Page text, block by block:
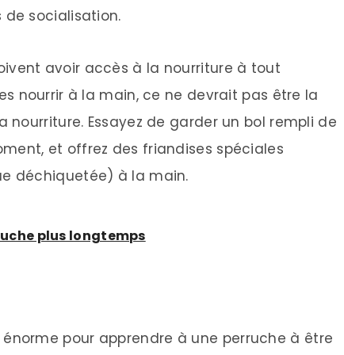
de socialisation.
avoir accès à la nourriture à tout
nourrir à la main, ce ne devrait pas être la
nourriture. Essayez de garder un bol rempli de
et offrez des friandises spéciales
déchiquetée) à la main.
plus longtemps
pour apprendre à une perruche à être